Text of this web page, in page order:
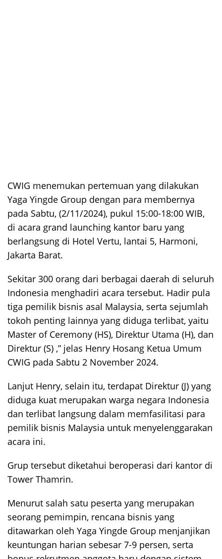
CWIG menemukan pertemuan yang dilakukan
Yaga Yingde Group dengan para membernya
pada Sabtu, (2/11/2024), pukul 15:00-18:00 WIB,
di acara grand launching kantor baru yang
berlangsung di Hotel Vertu, lantai 5, Harmoni,
Jakarta Barat.
Sekitar 300 orang dari berbagai daerah di seluruh
Indonesia menghadiri acara tersebut. Hadir pula
tiga pemilik bisnis asal Malaysia, serta sejumlah
tokoh penting lainnya yang diduga terlibat, yaitu
Master of Ceremony (HS), Direktur Utama (H), dan
Direktur (S) ,” jelas Henry Hosang Ketua Umum
CWIG pada Sabtu 2 November 2024.
Lanjut Henry, selain itu, terdapat Direktur (J) yang
diduga kuat merupakan warga negara Indonesia
dan terlibat langsung dalam memfasilitasi para
pemilik bisnis Malaysia untuk menyelenggarakan
acara ini.
Grup tersebut diketahui beroperasi dari kantor di
Tower Thamrin.
Menurut salah satu peserta yang merupakan
seorang pemimpin, rencana bisnis yang
ditawarkan oleh Yaga Yingde Group menjanjikan
keuntungan harian sebesar 7-9 persen, serta